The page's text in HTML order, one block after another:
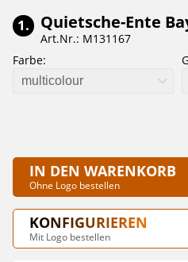
1. Quietsche-Ente
Art.Nr.: M131167
Farbe:
multicolour
IN DEN WARENKORB
Ohne Logo bestellen
KONFIGURIEREN
Mit Logo bestellen